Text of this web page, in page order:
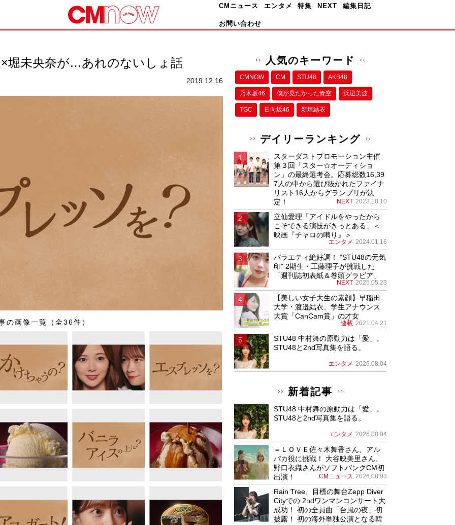
CMニュース エンタメ 特集 NEXT 編集日記
お問い合わせ
堀未央奈が…あれのないしょ話
2019.12.16
の画像一覧（全36件）
人気のキーワード
CMNOW CM STU48 AKB48
乃木坂46 僕が⾒たかった⻘空 浜辺美波
TGC 日向坂46 新垣結衣
デイリーランキング
スターダストプロモーション主催
第３回「スター☆オーディショ
ン」の最終選考会。応募総数16,39
7人の中から選び抜かれたファイナ
リスト16人からグランプリが決
定！
NEXT 2023.10.10
立仙愛理「アイドルをやったから
こそできる演技がきっとある」＜
映画『チャロの囀り』＞
エンタメ 2024.01.16
バラエティ絶好調！ “STU48の元気
印” 2期生・工藤理子が挑戦した
「週刊誌初表紙＆巻頭グラビア」
NEXT 2025.05.23
【美しい女子大生の素顔】早稲田
大学・渡邉結衣、学生アナウンス
大賞「CanCam賞」の才女
連載 2021.04.21
STU48 中村舞の原動力は「愛」。
STU48と2nd写真集を語る。
エンタメ 2026.08.04
新着記事
STU48 中村舞の原動力は「愛」。
STU48と2nd写真集を語る。
エンタメ 2026.08.04
＝ＬＯＶＥ佐々木舞香さん、アル
パカ役に挑戦！ 大谷映美里さん、
野口衣織さんがソフトバンクCM初
出演！
CMニュース 2026.08.03
Rain Tree、目標の舞台Zepp Diver
Cityでの 2ndワンマンコンサート大
成功！ 初の全員曲「台風の夜」初
披露！ 初の海外単独公演となる韓